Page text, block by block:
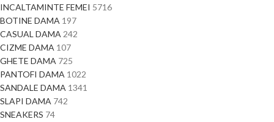
INCALTAMINTE FEMEI 5716
BOTINE DAMA 197
CASUAL DAMA 242
CIZME DAMA 107
GHETE DAMA 725
PANTOFI DAMA 1022
SANDALE DAMA 1341
SLAPI DAMA 742
SNEAKERS 74